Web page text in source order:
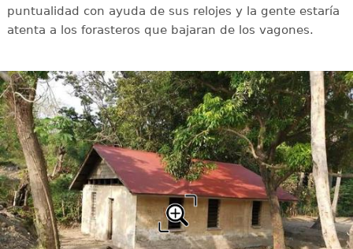
puntualidad con ayuda de sus relojes y la gente estaría
atenta a los forasteros que bajaran de los vagones.